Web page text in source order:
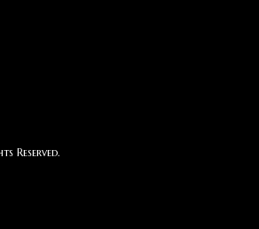
Reserved.